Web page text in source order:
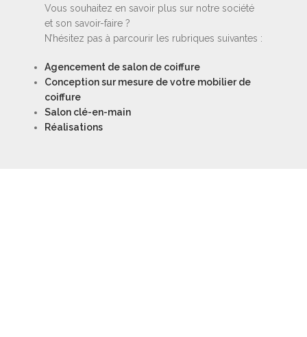
Vous souhaitez en savoir plus sur notre société
et son savoir-faire ?
N’hésitez pas à parcourir les rubriques suivantes :
Agencement de salon de coiffure
Conception sur mesure de votre mobilier de
coiffure
Salon clé-en-main
Réalisations